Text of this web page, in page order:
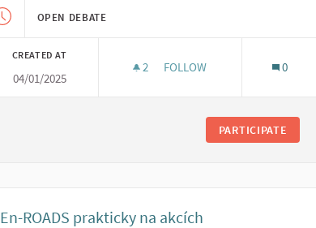
OPEN DEBATE
CREATED AT
04/01/2025
2 2 FOLLOWERS
FOLLOW
DOKUMENTACE EN-ROADS
0
PARTICIPATE
En-ROADS prakticky na akcích